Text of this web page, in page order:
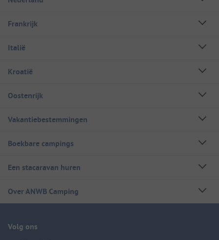
Frankrijk
Italië
Kroatië
Oostenrijk
Vakantiebestemmingen
Boekbare campings
Een stacaravan huren
Over ANWB Camping
Volg ons